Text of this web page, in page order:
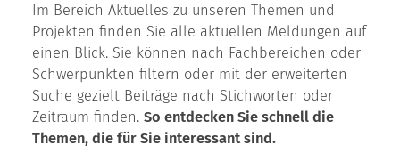
Im Bereich Aktuelles zu unseren Themen und
Projekten finden Sie alle aktuellen Meldungen auf
einen Blick. Sie können nach Fachbereichen oder
Schwerpunkten filtern oder mit der erweiterten
Suche gezielt Beiträge nach Stichworten oder
Zeitraum finden. So entdecken Sie schnell die
Themen, die für Sie interessant sind.